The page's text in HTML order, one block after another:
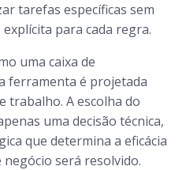
tarefas específicas sem
para cada regra.
uma caixa de
ferramenta é projetada
trabalho. A escolha do
uma decisão técnica,
que determina a eficácia
será resolvido.